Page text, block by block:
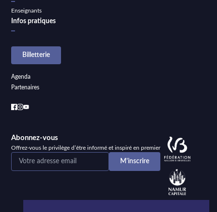
Enseignants
Infos pratiques
Billetterie
Agenda
Partenaires
Abonnez-vous
Offrez-vous le privilège d’être informé et inspiré en premier